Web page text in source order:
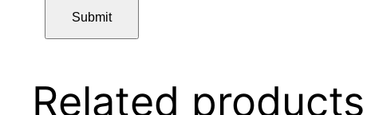
Related products